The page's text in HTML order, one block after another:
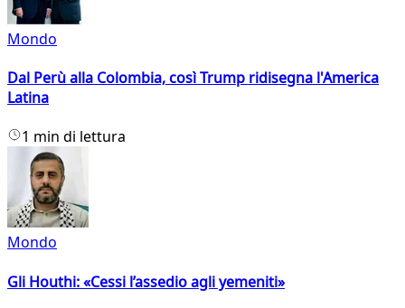
Mondo
Dal Perù alla Colombia, così Trump ridisegna l'America
Latina
1 min di lettura
Mondo
Gli Houthi: «Cessi l’assedio agli yemeniti»